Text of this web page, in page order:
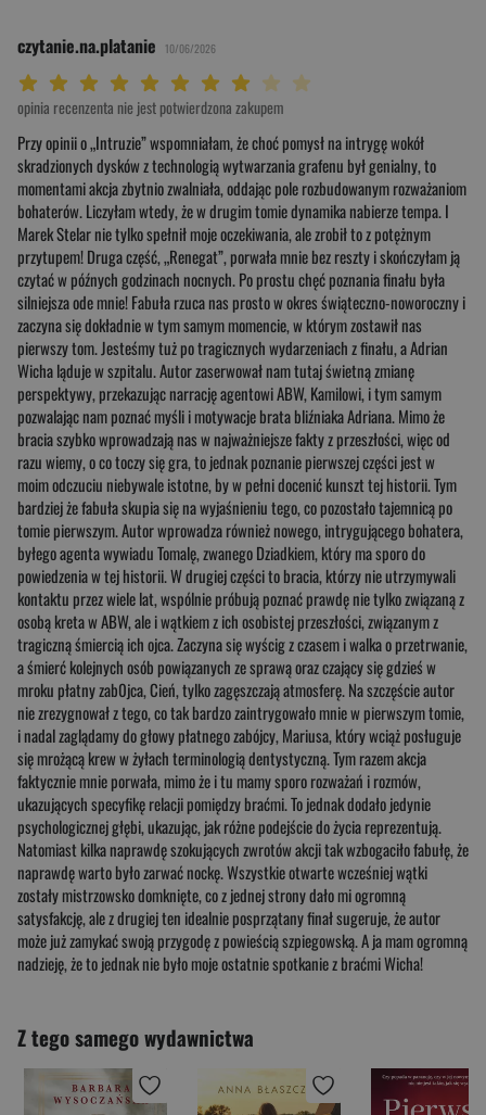
czytanie.na.platanie 10/06/2026
Twoja ocena: Arcydzieło 10/10"
Twoja ocena: Wybitna 9/10"
Twoja ocena: Rewelacyjna 8/10"
Twoja ocena: Bardzo dobra 7/10"
Twoja ocena: Dobra 6/10"
Twoja ocena: Przeciętna 5/10"
Twoja ocena: Może być 4/10"
Twoja ocena: Słaba 3/10"
Twoja ocena: Bardzo słaba 2/10"
Twoja ocena: Beznadziejna 1/10"
opinia recenzenta nie jest potwierdzona zakupem
Przy opinii o „Intruzie” wspomniałam, że choć pomysł na intrygę wokół
skradzionych dysków z technologią wytwarzania grafenu był genialny, to
momentami akcja zbytnio zwalniała, oddając pole rozbudowanym rozważaniom
bohaterów. Liczyłam wtedy, że w drugim tomie dynamika nabierze tempa. I
Marek Stelar nie tylko spełnił moje oczekiwania, ale zrobił to z potężnym
przytupem! Druga część, „Renegat”, porwała mnie bez reszty i skończyłam ją
czytać w późnych godzinach nocnych. Po prostu chęć poznania finału była
silniejsza ode mnie! Fabuła rzuca nas prosto w okres świąteczno-noworoczny i
zaczyna się dokładnie w tym samym momencie, w którym zostawił nas
pierwszy tom. Jesteśmy tuż po tragicznych wydarzeniach z finału, a Adrian
Wicha ląduje w szpitalu. Autor zaserwował nam tutaj świetną zmianę
perspektywy, przekazując narrację agentowi ABW, Kamilowi, i tym samym
pozwalając nam poznać myśli i motywacje brata bliźniaka Adriana. Mimo że
bracia szybko wprowadzają nas w najważniejsze fakty z przeszłości, więc od
razu wiemy, o co toczy się gra, to jednak poznanie pierwszej części jest w
moim odczuciu niebywale istotne, by w pełni docenić kunszt tej historii. Tym
bardziej że fabuła skupia się na wyjaśnieniu tego, co pozostało tajemnicą po
tomie pierwszym. Autor wprowadza również nowego, intrygującego bohatera,
byłego agenta wywiadu Tomalę, zwanego Dziadkiem, który ma sporo do
powiedzenia w tej historii. W drugiej części to bracia, którzy nie utrzymywali
kontaktu przez wiele lat, wspólnie próbują poznać prawdę nie tylko związaną z
osobą kreta w ABW, ale i wątkiem z ich osobistej przeszłości, związanym z
tragiczną śmiercią ich ojca. Zaczyna się wyścig z czasem i walka o przetrwanie,
a śmierć kolejnych osób powiązanych ze sprawą oraz czający się gdzieś w
mroku płatny zab0jca, Cień, tylko zagęszczają atmosferę. Na szczęście autor
nie zrezygnował z tego, co tak bardzo zaintrygowało mnie w pierwszym tomie,
i nadal zaglądamy do głowy płatnego zabójcy, Mariusa, który wciąż posługuje
się mrożącą krew w żyłach terminologią dentystyczną. Tym razem akcja
faktycznie mnie porwała, mimo że i tu mamy sporo rozważań i rozmów,
ukazujących specyfikę relacji pomiędzy braćmi. To jednak dodało jedynie
psychologicznej głębi, ukazując, jak różne podejście do życia reprezentują.
Natomiast kilka naprawdę szokujących zwrotów akcji tak wzbogaciło fabułę, że
naprawdę warto było zarwać nockę. Wszystkie otwarte wcześniej wątki
zostały mistrzowsko domknięte, co z jednej strony dało mi ogromną
satysfakcję, ale z drugiej ten idealnie posprzątany finał sugeruje, że autor
może już zamykać swoją przygodę z powieścią szpiegowską. A ja mam ogromną
nadzieję, że to jednak nie było moje ostatnie spotkanie z braćmi Wicha!
Z tego samego wydawnictwa